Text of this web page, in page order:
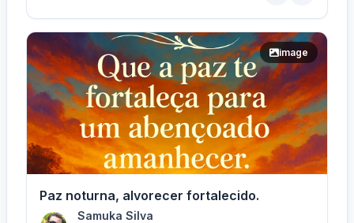
image
Paz noturna, alvorecer fortalecido.
Samuka Silva